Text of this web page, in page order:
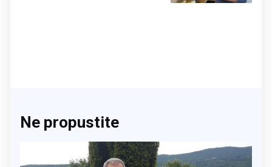
Ne propustite